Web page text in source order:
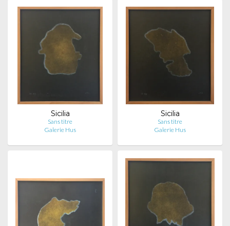
Sicilia
Sans titre
Galerie Hus
Sicilia
Sans titre
Galerie Hus